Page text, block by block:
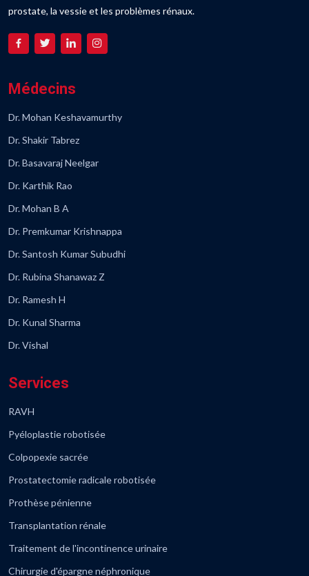
prostate, la vessie et les problèmes rénaux.
Médecins
Dr. Mohan Keshavamurthy
Dr. Shakir Tabrez
Dr. Basavaraj Neelgar
Dr. Karthik Rao
Dr. Mohan B A
Dr. Premkumar Krishnappa
Dr. Santosh Kumar Subudhi
Dr. Rubina Shanawaz Z
Dr. Ramesh H
Dr. Kunal Sharma
Dr. Vishal
Services
RAVH
Pyéloplastie robotisée
Colpopexie sacrée
Prostatectomie radicale robotisée
Prothèse pénienne
Transplantation rénale
Traitement de l'incontinence urinaire
Chirurgie d'épargne néphronique